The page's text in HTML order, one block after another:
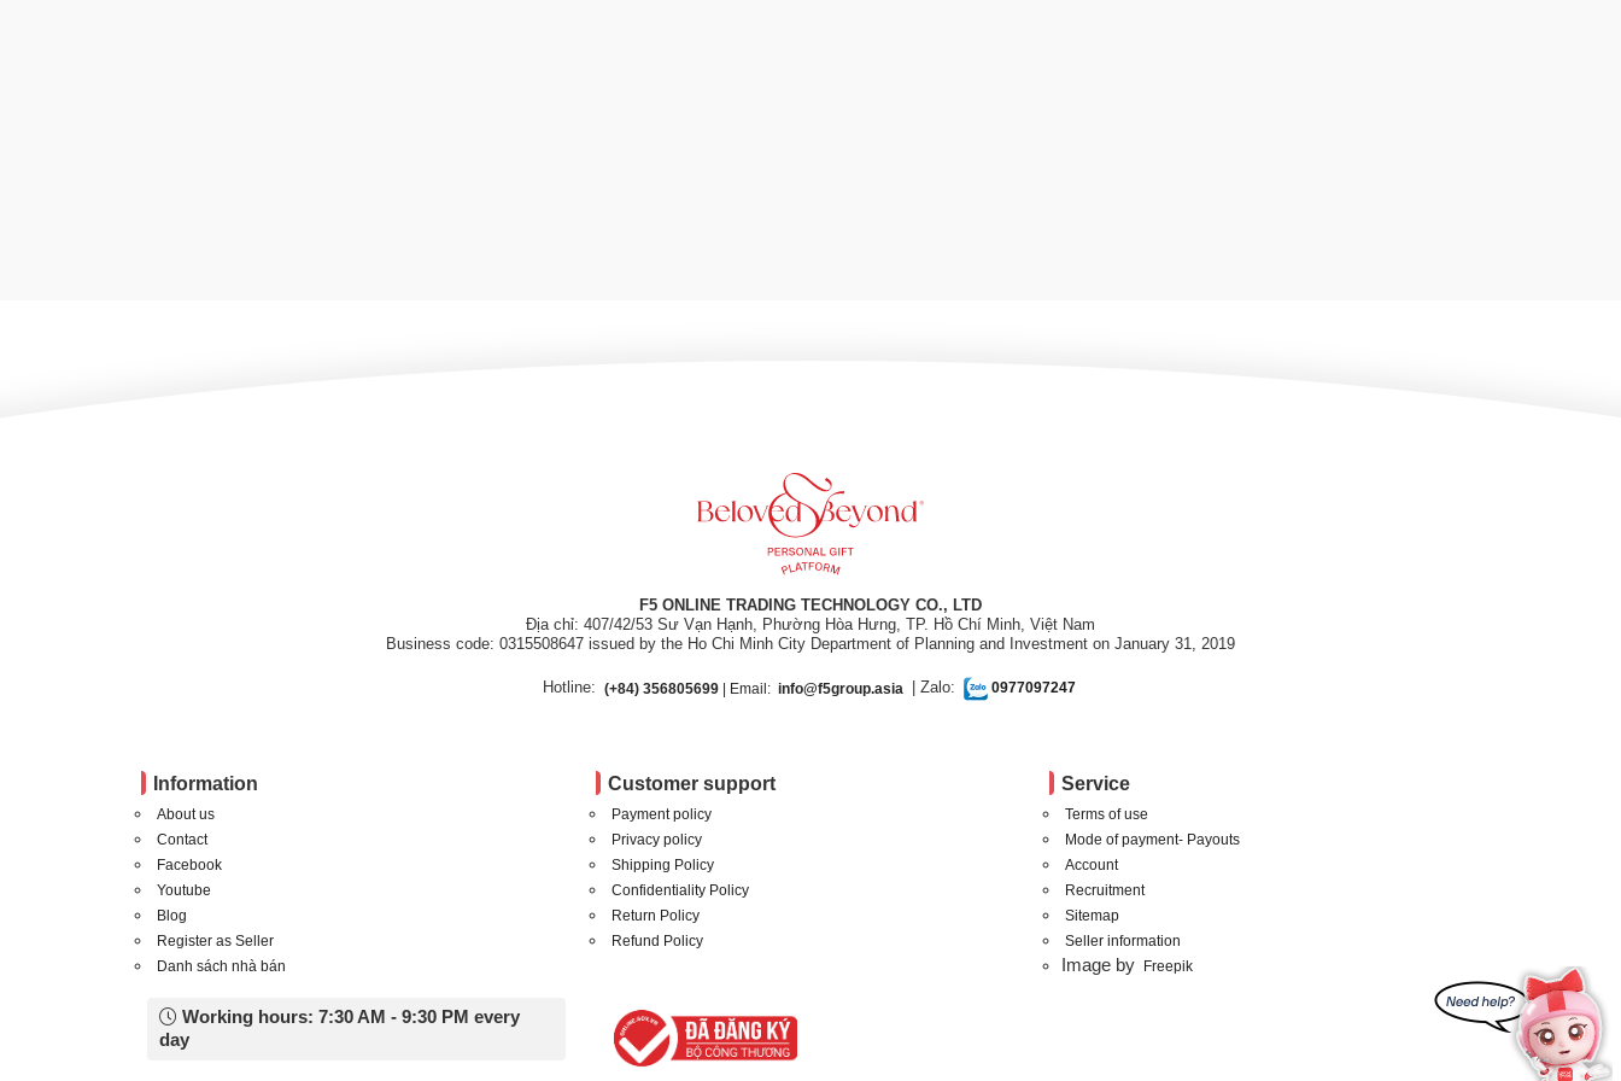
F5 ONLINE TRADING TECHNOLOGY CO., LTD
Địa chỉ: 407/42/53 Sư Vạn Hạnh, Phường Hòa Hưng, TP. Hồ Chí Minh, Việt Nam
Business code: 0315508647 issued by the Ho Chi Minh City Department of Planning and Investment on January 31, 2019
Hotline: (+84) 356805699| Email: info@f5group.asia | Zalo: 0977097247
Information
About us
Contact
Facebook
Youtube
Blog
Register as Seller
Danh sách nhà bán
Customer support
Payment policy
Privacy policy
Shipping Policy
Confidentiality Policy
Return Policy
Refund Policy
Service
Terms of use
Mode of payment- Payouts
Account
Recruitment
Sitemap
Seller information
Image by Freepik
Working hours: 7:30 AM - 9:30 PM every
day